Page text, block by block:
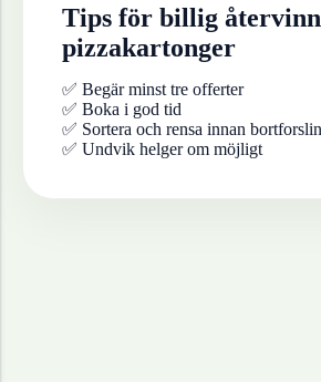
Tips för billig
pizzakartonger
✅ Begär minst tre offerter
✅ Boka i god tid
✅ Sortera och rensa innan
✅ Undvik helger om möjligt